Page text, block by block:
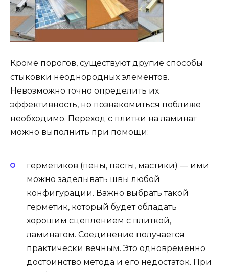
Кроме порогов, существуют другие способы
стыковки неоднородных элементов.
Невозможно точно определить их
эффективность, но познакомиться поближе
необходимо. Переход с плитки на ламинат
можно выполнить при помощи:
герметиков (пены, пасты, мастики) — ими
можно заделывать швы любой
конфигурации. Важно выбрать такой
герметик, который будет обладать
хорошим сцеплением с плиткой,
ламинатом. Соединение получается
практически вечным. Это одновременно
достоинство метода и его недостаток. При